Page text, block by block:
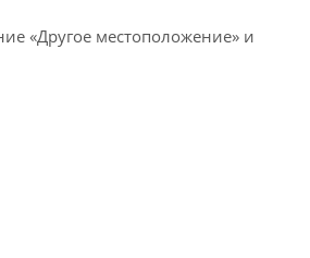
«Другое местоположение» и